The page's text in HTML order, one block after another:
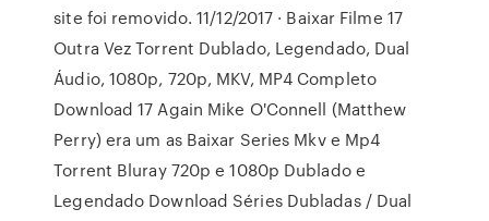
site foi removido. 11/12/2017 · Baixar Filme 17
Outra Vez Torrent Dublado, Legendado, Dual
Áudio, 1080p, 720p, MKV, MP4 Completo
Download 17 Again Mike O'Connell (Matthew
Perry) era um as Baixar Series Mkv e Mp4
Torrent Bluray 720p e 1080p Dublado e
Legendado Download Séries Dubladas / Dual